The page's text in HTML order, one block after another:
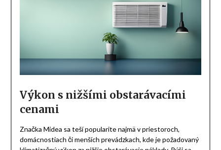
Výkon s nižšími obstarávacími
cenami
Značka Midea sa teší popularite najmä v priestoroch,
domácnostiach či menších prevádzkach, kde je požadovaný